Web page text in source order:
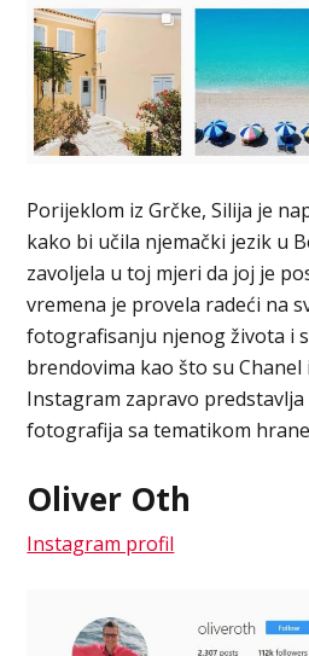
Porijeklom iz Grčke, Silija je
kako bi učila njemački jezik u
zavoljela u toj mjeri da joj je
vremena je provela radeći na
fotografisanju njenog života i
brendovima kao što su Chanel
Instagram zapravo
fotografija sa tematikom
Oliver Oth
Instagram profil